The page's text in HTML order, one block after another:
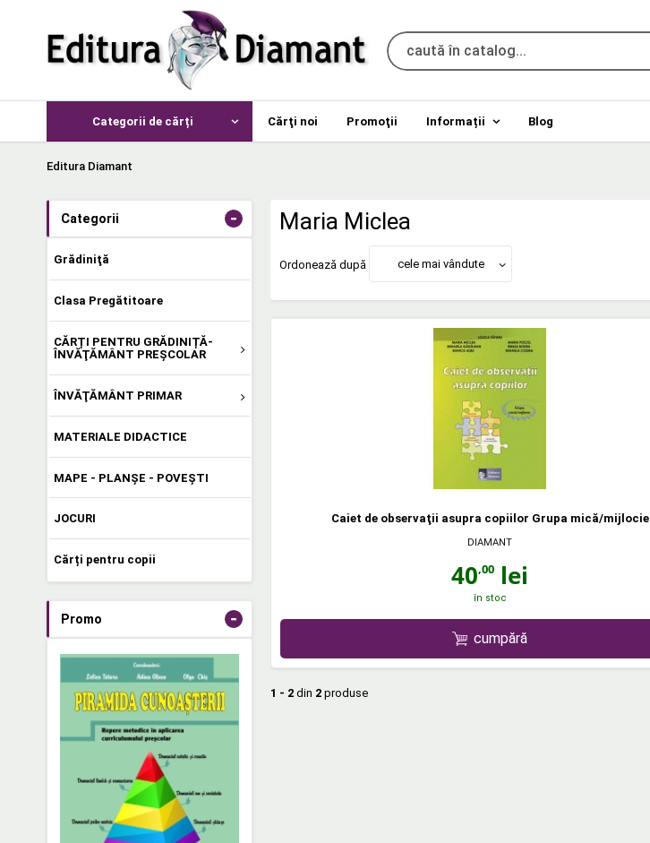
Categorii de cărți Cărţi noi Promoţii Informații Blog
Editura Diamant
Categorii -
Grădiniţă
Clasa Pregătitoare
CĂRȚI PENTRU GRĂDINIȚĂ-
ÎNVĂŢĂMÂNT PREŞCOLAR
ÎNVĂŢĂMÂNT PRIMAR
MATERIALE DIDACTICE
MAPE - PLANȘE - POVEȘTI
JOCURI
Cărți pentru copii
Promo -
Maria Miclea
Ordonează după cele mai vândute
Caiet de observaţii asupra copiilor Grupa mică/mijlocie
DIAMANT
40,00 lei
în stoc
cumpără
1 - 2 din 2 produse